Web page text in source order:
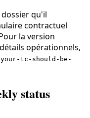
qu'il
contractuel
la version
opérationnels,
tc-should-be-
status